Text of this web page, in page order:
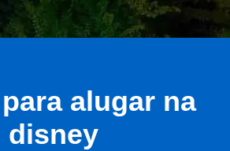
alugar na
disney